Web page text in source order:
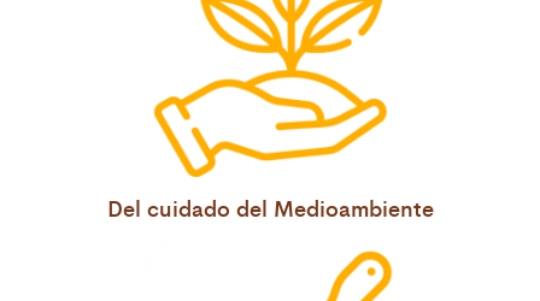
Del cuidado del Medioambiente